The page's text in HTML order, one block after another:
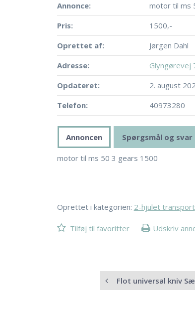
Annonce: motor til ms
Pris:
1500,-
Oprettet af:
Jørgen Dahl
Adresse:
Glyngørevej
Opdateret:
2. august
Telefon:
40973280
Annoncen Spørgsmål og svar
motor til ms 50 3 gears 1500
Oprettet i kategorien: 2-hjulet transport
Tilføj til favoritter Udskriv
Flot universal kniv